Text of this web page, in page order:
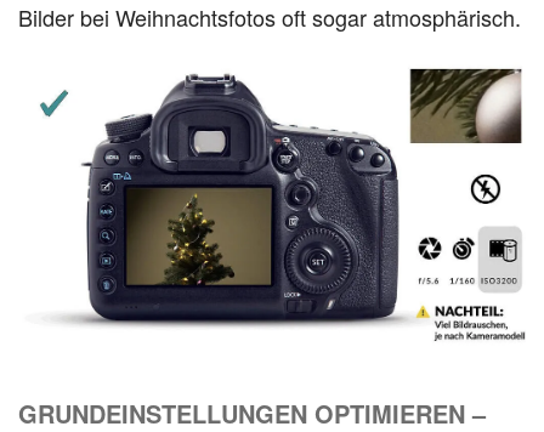
Bilder bei Weihnachtsfotos oft sogar atmosphärisch.
GRUNDEINSTELLUNGEN OPTIMIEREN –